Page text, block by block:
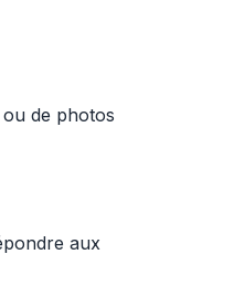
de photos
aux